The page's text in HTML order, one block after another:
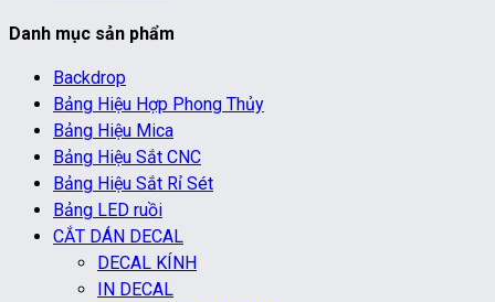
Danh mục sản phẩm
Backdrop
Bảng Hiệu Hợp Phong Thủy
Bảng Hiệu Mica
Bảng Hiệu Sắt CNC
Bảng Hiệu Sắt Rỉ Sét
Bảng LED ruồi
CẮT DÁN DECAL
DECAL KÍNH
IN DECAL